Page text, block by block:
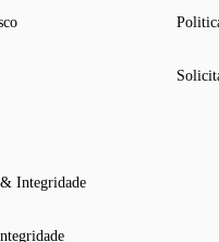
Integridade